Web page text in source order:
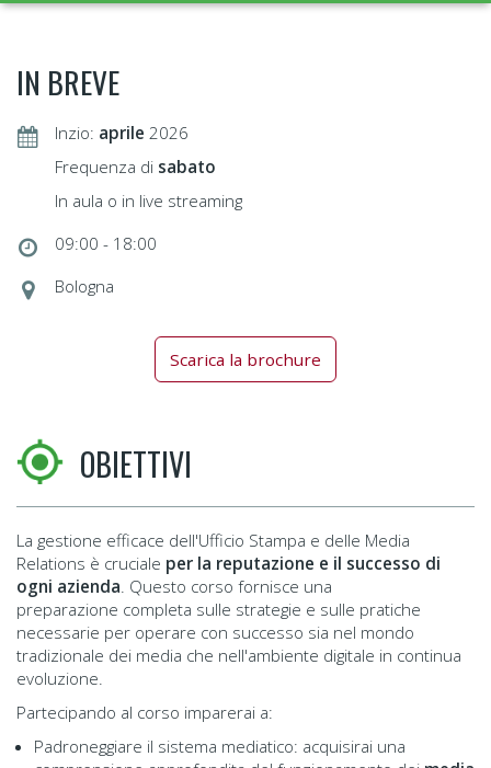
IN BREVE
Inzio: aprile 2026
Frequenza di sabato
In aula o in live streaming
09:00 - 18:00
Bologna
Scarica la brochure
OBIETTIVI
La gestione efficace dell'Ufficio Stampa e delle Media
Relations è cruciale per la reputazione e il successo di
ogni azienda. Questo corso fornisce una
preparazione completa sulle strategie e sulle pratiche
necessarie per operare con successo sia nel mondo
tradizionale dei media che nell'ambiente digitale in continua
evoluzione.
Partecipando al corso imparerai a:
Padroneggiare il sistema mediatico: acquisirai una